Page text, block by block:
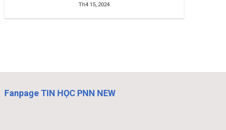
Th4 15, 2024
Fanpage TIN HỌC PNN NEW